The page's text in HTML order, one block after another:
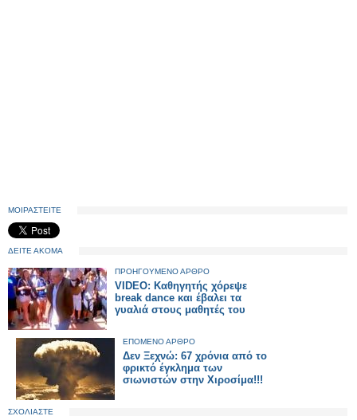
ΜΟΙΡΑΣΤΕΙΤΕ
ΔΕΙΤΕ ΑΚΟΜΑ
ΠΡΟΗΓΟΥΜΕΝΟ ΑΡΘΡΟ
VIDEO: Καθηγητής χόρεψε
break dance και έβαλει τα
γυαλιά στους μαθητές του
ΕΠΟΜΕΝΟ ΑΡΘΡΟ
Δεν Ξεχνώ: 67 χρόνια από το
φρικτό έγκλημα των
σιωνιστών στην Χιροσίμα!!!
ΣΧΟΛΙΑΣΤΕ